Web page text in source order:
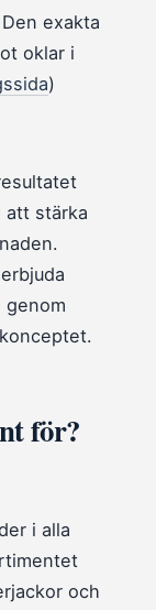
exakta
oklar i
)
att stärka
genom
för?
i alla
och